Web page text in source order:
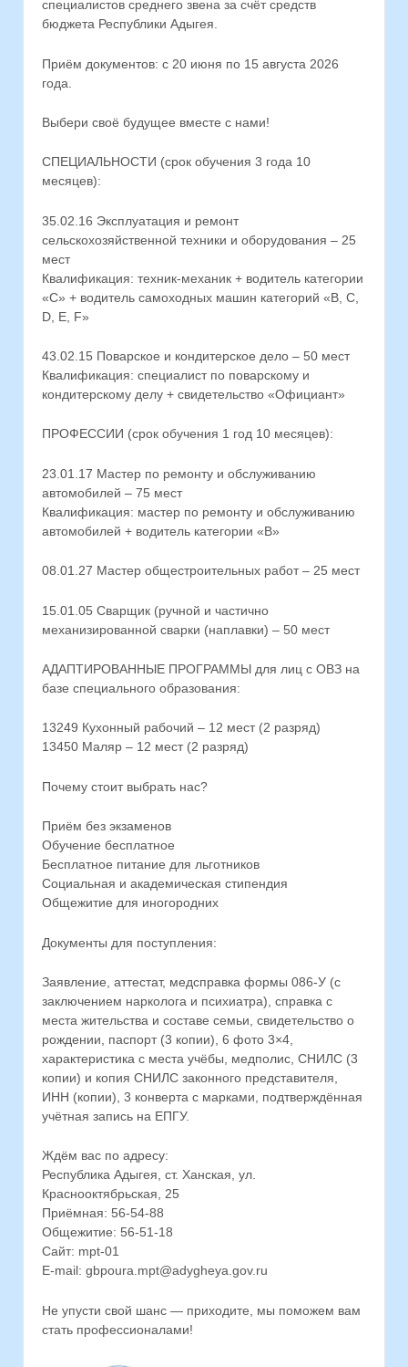
специалистов среднего звена за счёт средств
бюджета Республики Адыгея.
Приём документов: с 20 июня по 15 августа 2026
года.
Выбери своё будущее вместе с нами!
СПЕЦИАЛЬНОСТИ (срок обучения 3 года 10
месяцев):
35.02.16 Эксплуатация и ремонт
сельскохозяйственной техники и оборудования – 25
мест
Квалификация: техник-механик + водитель категории
«С» + водитель самоходных машин категорий «B, C,
D, E, F»
43.02.15 Поварское и кондитерское дело – 50 мест
Квалификация: специалист по поварскому и
кондитерскому делу + свидетельство «Официант»
ПРОФЕССИИ (срок обучения 1 год 10 месяцев):
23.01.17 Мастер по ремонту и обслуживанию
автомобилей – 75 мест
Квалификация: мастер по ремонту и обслуживанию
автомобилей + водитель категории «В»
08.01.27 Мастер общестроительных работ – 25 мест
15.01.05 Сварщик (ручной и частично
механизированной сварки (наплавки) – 50 мест
АДАПТИРОВАННЫЕ ПРОГРАММЫ для лиц с ОВЗ на
базе специального образования:
13249 Кухонный рабочий – 12 мест (2 разряд)
13450 Маляр – 12 мест (2 разряд)
Почему стоит выбрать нас?
Приём без экзаменов
Обучение бесплатное
Бесплатное питание для льготников
Социальная и академическая стипендия
Общежитие для иногородних
Документы для поступления:
Заявление, аттестат, медсправка формы 086-У (с
заключением нарколога и психиатра), справка с
места жительства и составе семьи, свидетельство о
рождении, паспорт (3 копии), 6 фото 3×4,
характеристика с места учёбы, медполис, СНИЛС (3
копии) и копия СНИЛС законного представителя,
ИНН (копии), 3 конверта с марками, подтверждённая
учётная запись на ЕПГУ.
Ждём вас по адресу:
Республика Адыгея, ст. Ханская, ул.
Краснооктябрьская, 25
Приёмная: 56-54-88
Общежитие: 56-51-18
Сайт: mpt-01
E-mail: gbpoura.mpt@adygheya.gov.ru
Не упусти свой шанс — приходите, мы поможем вам
стать профессионалами!